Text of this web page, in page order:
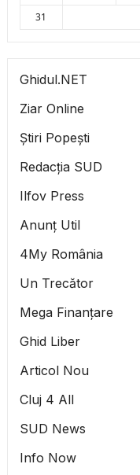
31
Ghidul.NET
Ziar Online
Știri Popești
Redacția SUD
Ilfov Press
Anunț Util
4My România
Un Trecător
Mega Finanțare
Ghid Liber
Articol Nou
Cluj 4 All
SUD News
Info Now